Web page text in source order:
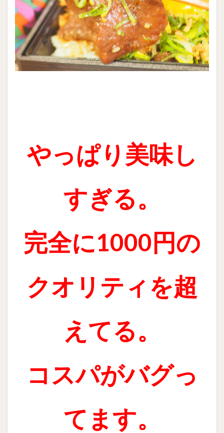
やっぱり美味し
すぎる。
完全に1000円の
クオリティを超
えてる。
コスパがバグっ
てます。